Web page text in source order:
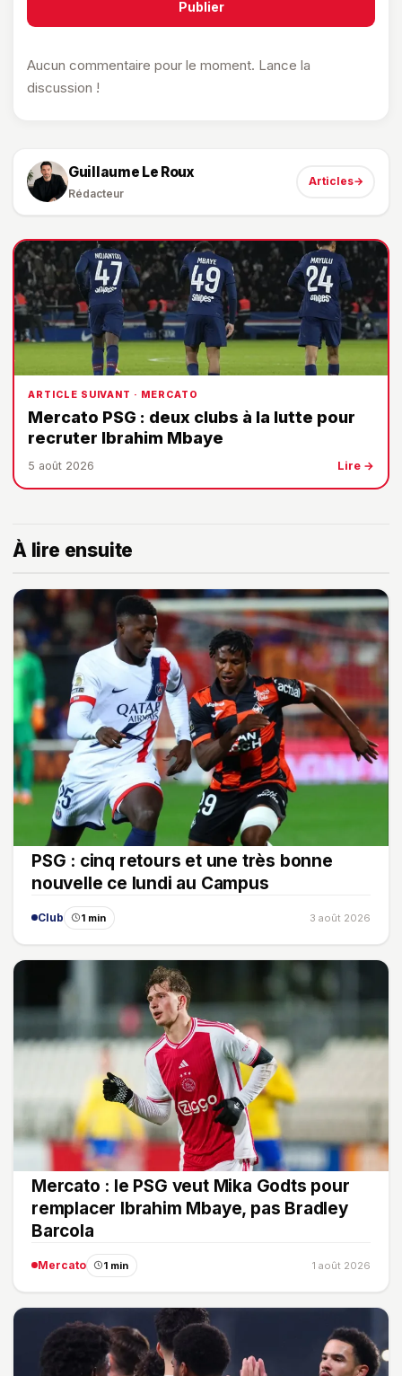
Publier
Aucun commentaire pour le moment. Lance la
discussion !
Guillaume Le Roux
Rédacteur
Articles→
ARTICLE SUIVANT · MERCATO
Mercato PSG : deux clubs à la lutte pour
recruter Ibrahim Mbaye
5 août 2026 Lire →
À lire ensuite
PSG : cinq retours et une très bonne
nouvelle ce lundi au Campus
Club 1 min 3 août 2026
Mercato : le PSG veut Mika Godts pour
remplacer Ibrahim Mbaye, pas Bradley
Barcola
Mercato 1 min 1 août 2026